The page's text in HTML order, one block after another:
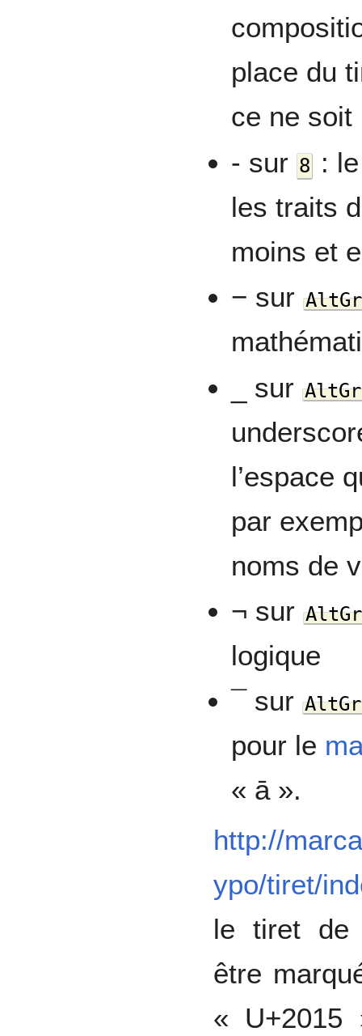
place du
ce ne soit
- sur8
:
les traits
moins et
− surAltGr
_ surAltGr
l’espace
par
noms de
¬ surAltGr
logique
¯ surAltGr
pour le
« ā ».
http://
ypo/tiret/
le tiret de
être
«